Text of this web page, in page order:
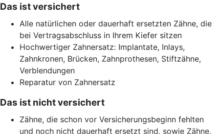
Das ist versichert
Alle natürlichen oder dauerhaft ersetzten Zähne, die
bei Vertragsabschluss in Ihrem Kiefer sitzen
Hochwertiger Zahnersatz: Implantate, Inlays,
Zahnkronen, Brücken, Zahnprothesen, Stiftzähne,
Verblendungen
Reparatur von Zahnersatz
Das ist nicht versichert
Zähne, die schon vor Versicherungsbeginn fehlten
und noch nicht dauerhaft ersetzt sind, sowie Zähne,